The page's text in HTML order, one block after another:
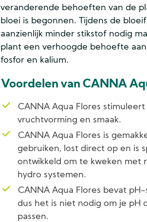
veranderende behoeften van de
bloei is begonnen. Tijdens de
aanzienlijk minder stikstof nodig
plant een verhoogde behoefte
fosfor en kalium.
Voordelen van CANNA
CANNA Aqua Flores stimuleert
vruchtvorming en smaak.
CANNA Aqua Flores is
gebruiken, lost direct op en is
ontwikkeld om te kweken met
hydro systemen.
CANNA Aqua Flores bevat
dus het is niet nodig om je pH
passen.